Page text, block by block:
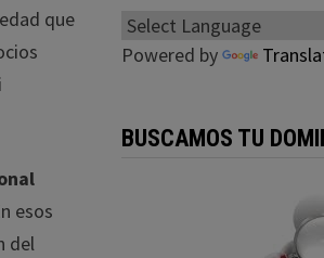
que
esos
del
Powered by
BUSCAMOS TU